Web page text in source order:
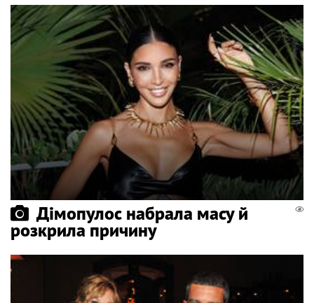
Дімопулос набрала масу й
розкрила причину